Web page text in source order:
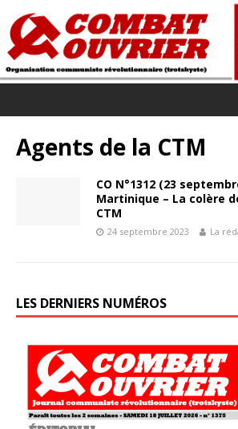
Agents de la CTM
CO N°1312 (23
Martinique – La colère
CTM
24 septembre 2023 La
LES DERNIERS NUMÉROS